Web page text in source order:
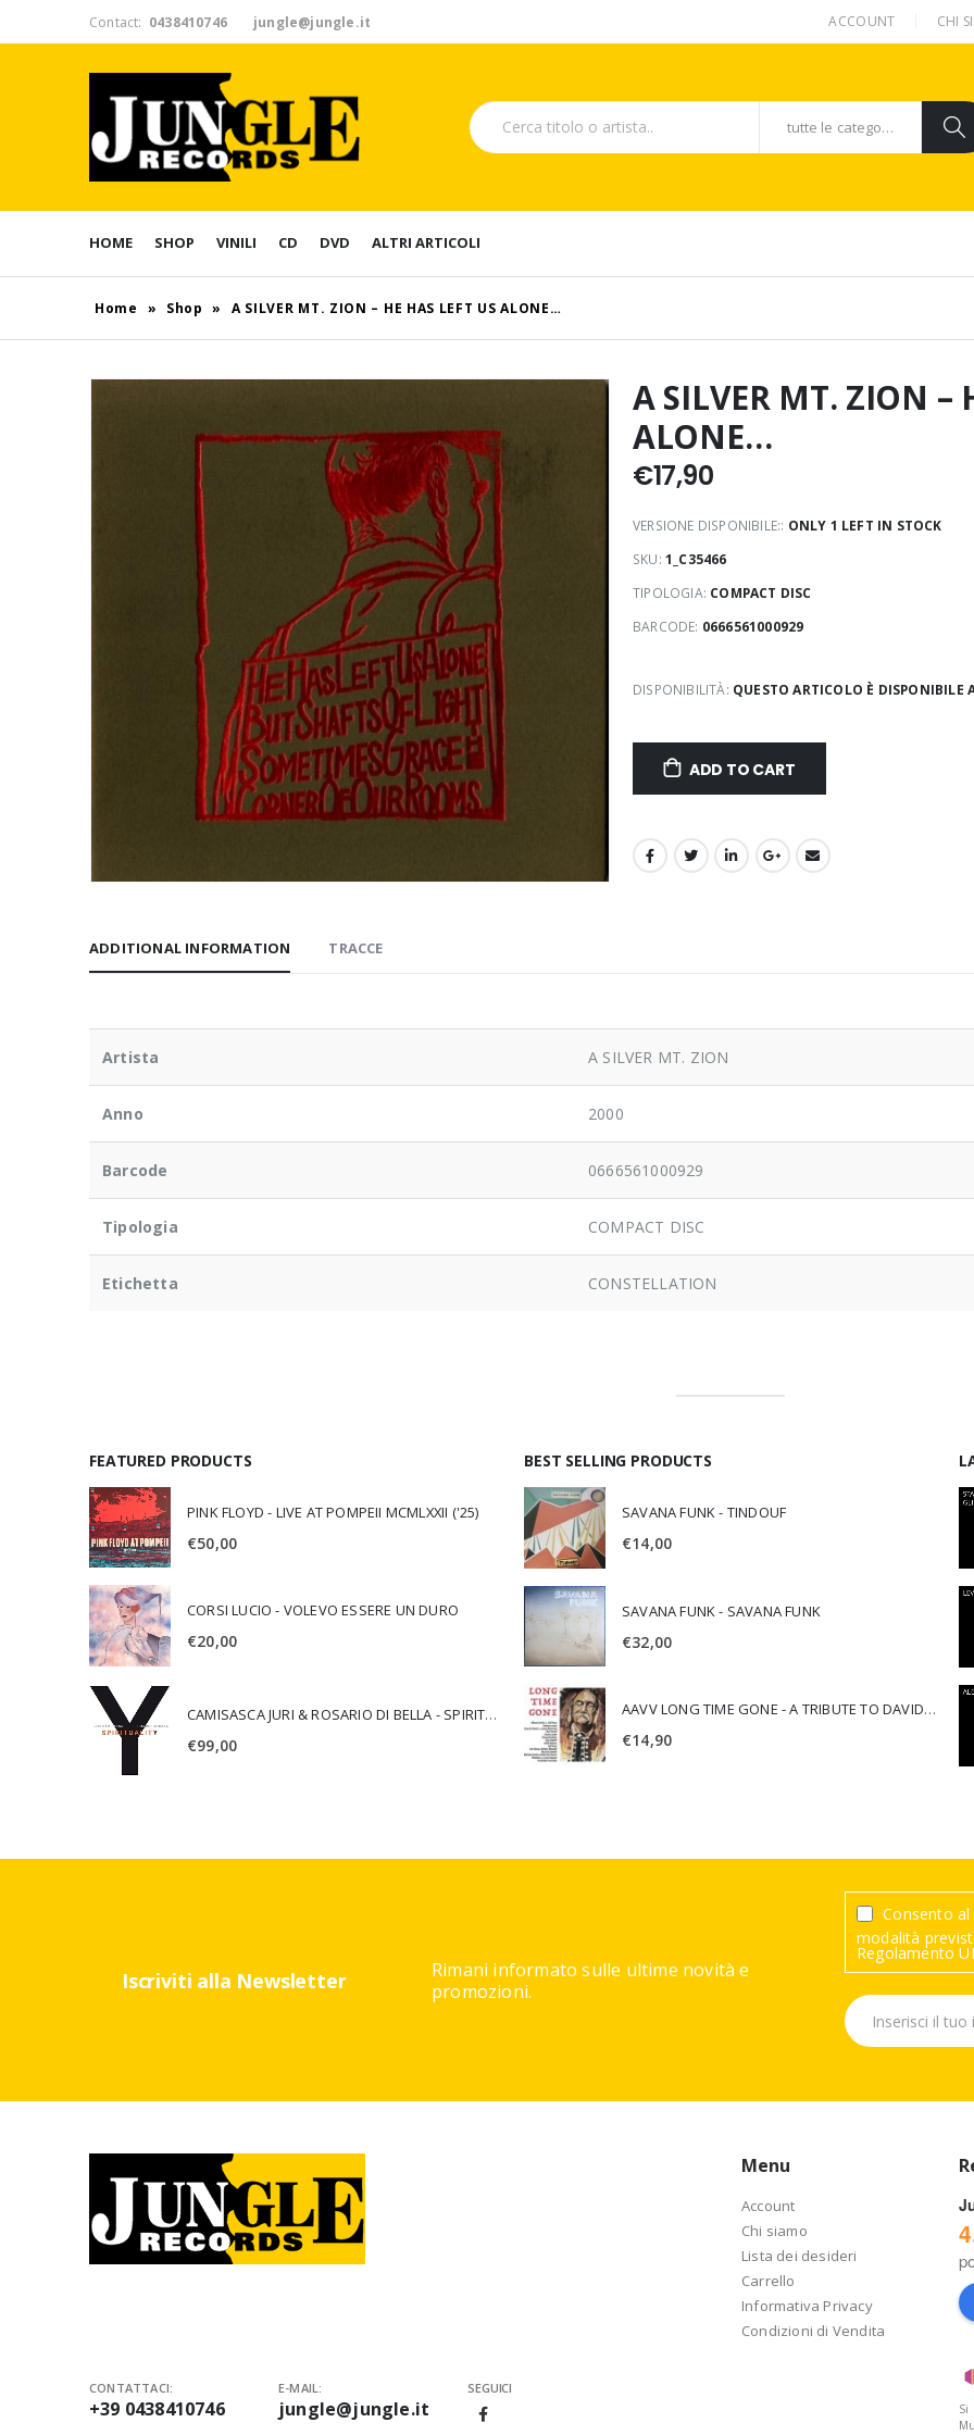
Contact: 0438410746 jungle@jungle.it ACCOUNT CHI
tutte le categorie
HOME SHOP VINILI CD DVD ALTRI ARTICOLI
Home » Shop » A SILVER MT. ZION – HE HAS LEFT US ALONE…
A SILVER MT. ZION –
ALONE…
€17,90
VERSIONE DISPONIBILE:: ONLY 1 LEFT IN STOCK
SKU: 1_C35466
TIPOLOGIA: COMPACT DISC
BARCODE: 0666561000929
DISPONIBILITÀ: QUESTO ARTICOLO È DISPONIBILE
ADD TO CART
ADDITIONAL INFORMATION TRACCE
Artista A SILVER MT. ZION
Anno 2000
Barcode 0666561000929
Tipologia COMPACT DISC
Etichetta CONSTELLATION
FEATURED PRODUCTS
PINK FLOYD - LIVE AT POMPEII MCMLXXII ('25)
€50,00
CORSI LUCIO - VOLEVO ESSERE UN DURO
€20,00
CAMISASCA JURI & ROSARIO DI BELLA - SPIRITUALITY
€99,00
BEST SELLING PRODUCTS
SAVANA FUNK - TINDOUF
€14,00
SAVANA FUNK - SAVANA FUNK
€32,00
AAVV LONG TIME GONE - A TRIBUTE TO DAVID CROSBY
€14,90
Iscriviti alla Newsletter
Rimani informato sulle ultime novità e
promozioni.
Consento
modalità
Regolamento
CONTATTACI:
+39 0438410746
E-MAIL:
jungle@jungle.it
SEGUICI
Menu
Account
Chi siamo
Lista dei desideri
Carrello
Informativa Privacy
Condizioni di Vendita
Si